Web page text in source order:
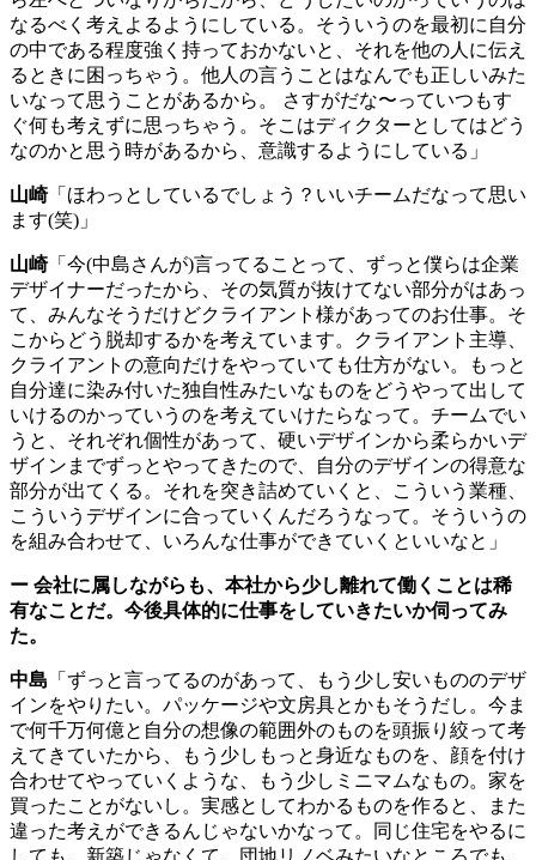
なるべく考えよるようにしている。そういうのを最初に自分
の中である程度強く持っておかないと、それを他の人に伝え
るときに困っちゃう。他人の言うことはなんでも正しいみた
いなって思うことがあるから。
さすがだな〜っていつもす
ぐ何も考えずに思っちゃう。そこはディクターとしてはどう
なのかと思う時があるから、意識するようにしている」
山崎「ほわっとしているでしょう？いいチームだなって思い
ます(笑) 」
山崎「今(中島さんが)言ってることって、ずっと僕らは企業
デザイナーだったから、その気質が抜けてない部分がはあっ
て、みんなそうだけどクライアント様があってのお仕事。そ
こからどう脱却するかを考えています。クライアント主導、
クライアントの意向だけをやっていても仕方がない。もっと
自分達に染み付いた独自性みたいなものをどうやって出して
いけるのかっていうのを考えていけたらなって。チームでい
うと、それぞれ個性があって、硬いデザインから柔らかいデ
ザインまでずっとやってきたので、自分のデザインの得意な
部分が出てくる。それを突き詰めていくと、こういう業種、
こういうデザインに合っていくんだろうなって。そういうの
を組み合わせて、いろんな仕事ができていくといいなと」
ー 会社に属しながらも、本社から少し離れて働くことは稀
有なことだ。今後具体的に仕事をしていきたいか伺ってみ
た。
中島 「ずっと言ってるのがあって、もう少し安いもののデザ
インをやりたい。パッケージや文房具とかもそうだし。今ま
で何千万何億と自分の想像の範囲外のものを頭振り絞って考
えてきていたから、もう少しもっと身近なものを、顔を付け
合わせてやっていくような、もう少しミニマムなもの。家を
買ったことがないし。実感としてわかるものを作ると、また
違った考えができるんじゃないかなって。同じ住宅をやるに